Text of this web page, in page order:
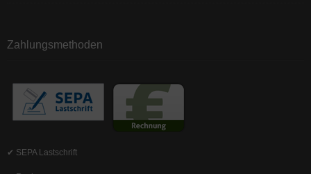
Zahlungsmethoden
✔ SEPA Lastschrift